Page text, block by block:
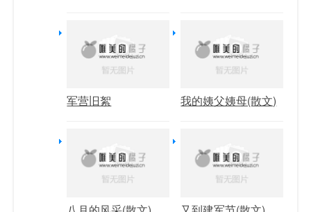
军营旧絮 我的姨父姨母(散文)